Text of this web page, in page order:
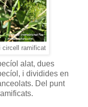
circell ramificat
alat, dues
i dividides en
Del punt